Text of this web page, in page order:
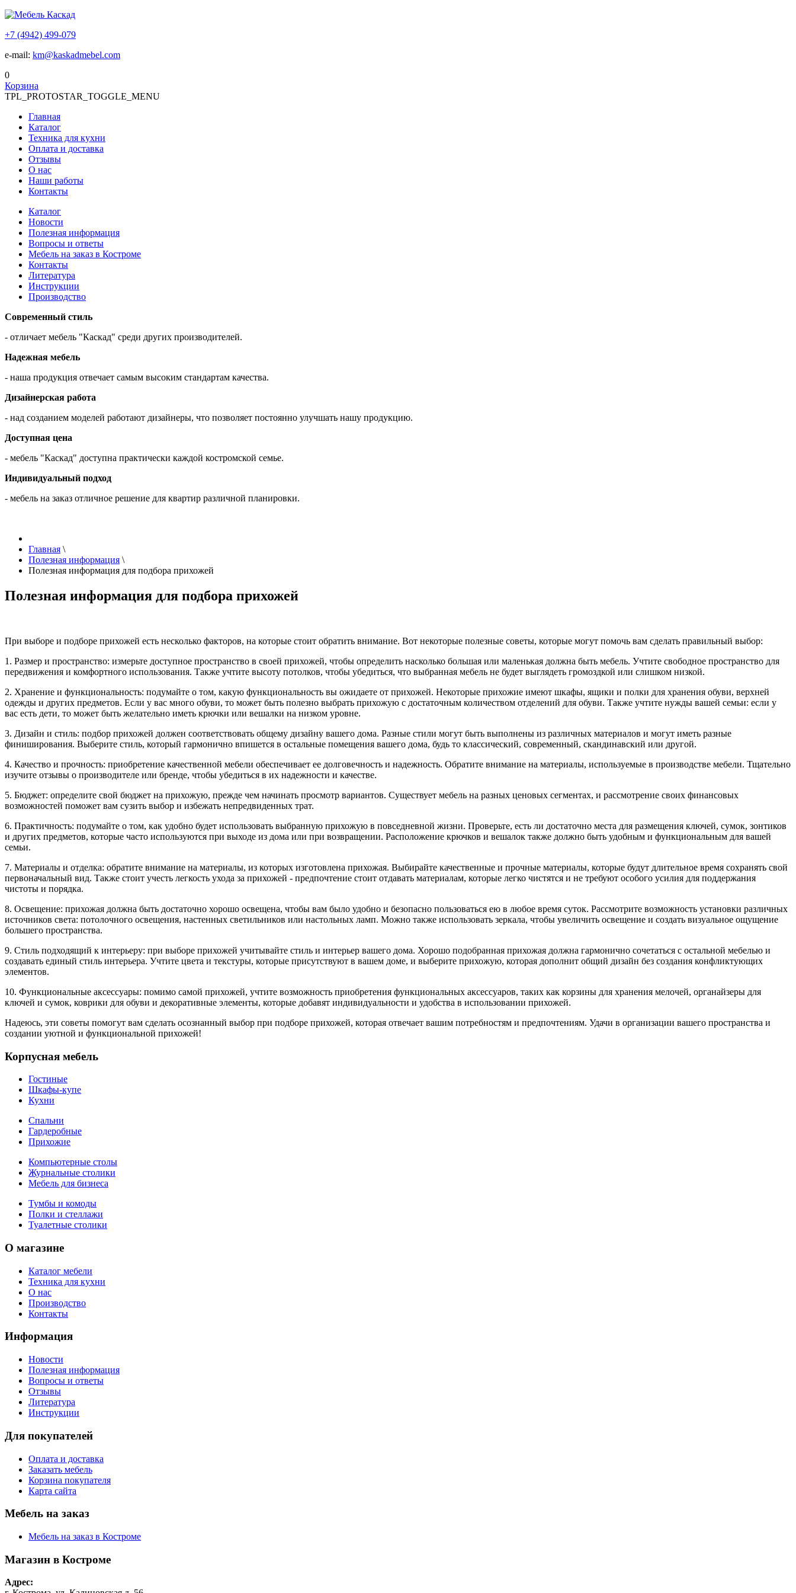
+7 (4942) 499-079
e-mail: km@kaskadmebel.com
0
Корзина
TPL_PROTOSTAR_TOGGLE_MENU
Главная
Каталог
Техника для кухни
Оплата и доставка
Отзывы
О нас
Наши работы
Контакты
Каталог
Новости
Полезная информация
Вопросы и ответы
Мебель на заказ в Костроме
Контакты
Литература
Инструкции
Производство
Современный стиль
- отличает мебель "Каскад" среди других производителей.
Надежная мебель
- наша продукция отвечает самым высоким стандартам качества.
Дизайнерская работа
- над созданием моделей работают дизайнеры, что позволяет постоянно улучшать нашу продукцию.
Доступная цена
- мебель "Каскад" доступна практически каждой костромской семье.
Индивидуальный подход
- мебель на заказ отличное решение для квартир различной планировки.
Главная \
Полезная информация \
Полезная информация для подбора прихожей
Полезная информация для подбора прихожей
При выборе и подборе прихожей есть несколько факторов, на которые стоит обратить внимание. Вот некоторые полезные советы, которые могут помочь вам сделать правильный выбор:
1. Размер и пространство: измерьте доступное пространство в своей прихожей, чтобы определить насколько большая или маленькая должна быть мебель. Учтите свободное пространство для
передвижения и комфортного использования. Также учтите высоту потолков, чтобы убедиться, что выбранная мебель не будет выглядеть громоздкой или слишком низкой.
2. Хранение и функциональность: подумайте о том, какую функциональность вы ожидаете от прихожей. Некоторые прихожие имеют шкафы, ящики и полки для хранения обуви, верхней
одежды и других предметов. Если у вас много обуви, то может быть полезно выбрать прихожую с достаточным количеством отделений для обуви. Также учтите нужды вашей семьи: если у
вас есть дети, то может быть желательно иметь крючки или вешалки на низком уровне.
3. Дизайн и стиль: подбор прихожей должен соответствовать общему дизайну вашего дома. Разные стили могут быть выполнены из различных материалов и могут иметь разные
финиширования. Выберите стиль, который гармонично впишется в остальные помещения вашего дома, будь то классический, современный, скандинавский или другой.
4. Качество и прочность: приобретение качественной мебели обеспечивает ее долговечность и надежность. Обратите внимание на материалы, используемые в производстве мебели. Тщательно
изучите отзывы о производителе или бренде, чтобы убедиться в их надежности и качестве.
5. Бюджет: определите свой бюджет на прихожую, прежде чем начинать просмотр вариантов. Существует мебель на разных ценовых сегментах, и рассмотрение своих финансовых
возможностей поможет вам сузить выбор и избежать непредвиденных трат.
6. Практичность: подумайте о том, как удобно будет использовать выбранную прихожую в повседневной жизни. Проверьте, есть ли достаточно места для размещения ключей, сумок, зонтиков
и других предметов, которые часто используются при выходе из дома или при возвращении. Расположение крючков и вешалок также должно быть удобным и функциональным для вашей
семьи.
7. Материалы и отделка: обратите внимание на материалы, из которых изготовлена прихожая. Выбирайте качественные и прочные материалы, которые будут длительное время сохранять свой
первоначальный вид. Также стоит учесть легкость ухода за прихожей - предпочтение стоит отдавать материалам, которые легко чистятся и не требуют особого усилия для поддержания
чистоты и порядка.
8. Освещение: прихожая должна быть достаточно хорошо освещена, чтобы вам было удобно и безопасно пользоваться ею в любое время суток. Рассмотрите возможность установки различных
источников света: потолочного освещения, настенных светильников или настольных ламп. Можно также использовать зеркала, чтобы увеличить освещение и создать визуальное ощущение
большего пространства.
9. Стиль подходящий к интерьеру: при выборе прихожей учитывайте стиль и интерьер вашего дома. Хорошо подобранная прихожая должна гармонично сочетаться с остальной мебелью и
создавать единый стиль интерьера. Учтите цвета и текстуры, которые присутствуют в вашем доме, и выберите прихожую, которая дополнит общий дизайн без создания конфликтующих
элементов.
10. Функциональные аксессуары: помимо самой прихожей, учтите возможность приобретения функциональных аксессуаров, таких как корзины для хранения мелочей, органайзеры для
ключей и сумок, коврики для обуви и декоративные элементы, которые добавят индивидуальности и удобства в использовании прихожей.
Надеюсь, эти советы помогут вам сделать осознанный выбор при подборе прихожей, которая отвечает вашим потребностям и предпочтениям. Удачи в организации вашего пространства и
создании уютной и функциональной прихожей!
Корпусная мебель
Гостиные
Шкафы-купе
Кухни
Спальни
Гардеробные
Прихожие
Компьютерные столы
Журнальные столики
Мебель для бизнеса
Тумбы и комоды
Полки и стеллажи
Туалетные столики
О магазине
Каталог мебели
Техника для кухни
О нас
Производство
Контакты
Информация
Новости
Полезная информация
Вопросы и ответы
Отзывы
Литература
Инструкции
Для покупателей
Оплата и доставка
Заказать мебель
Корзина покупателя
Карта сайта
Мебель на заказ
Мебель на заказ в Костроме
Магазин в Костроме
Адрес: